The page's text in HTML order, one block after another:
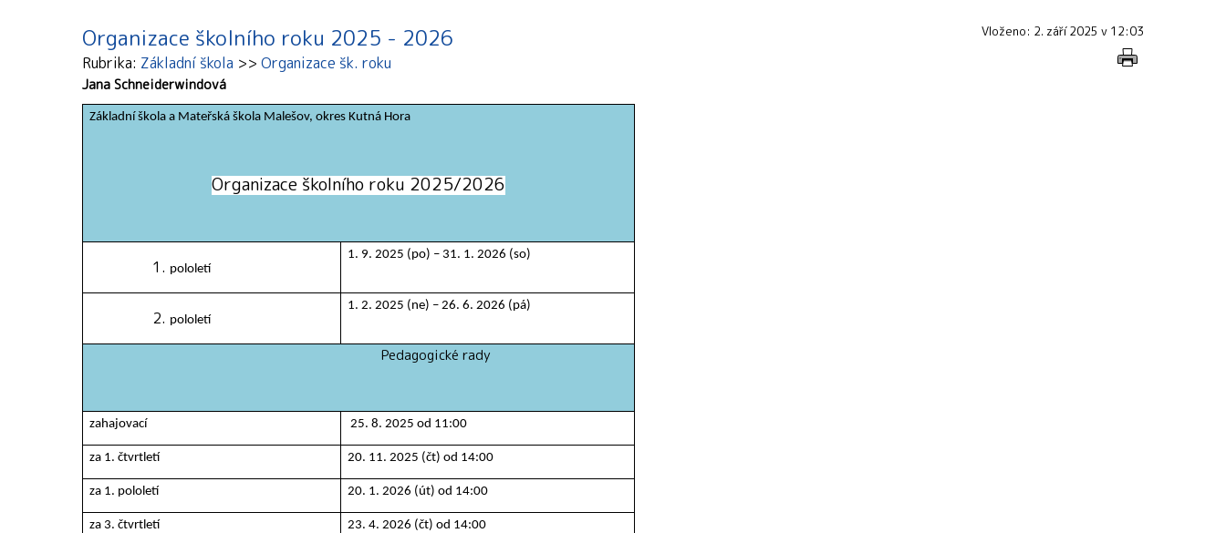
Organizace školního roku 2025 - 2026
Rubrika Základní škola Organizace šk. roku
Jana Schneiderwindová
Vloženo: 2. září 2025 v 12:03
Základní škola a Mateřská škola Malešov, okres Kutná Hora
Organizace školního roku 2025/2026
pololetí
1. 9. 2025 (po) – 31. 1. 2026 (so)
pololetí
1. 2. 2025 (ne) – 26. 6. 2026 (pá)
Pedagogické rady
zahajovací 25. 8. 2025 od 11:00
za 1. čtvrtletí 20. 11. 2025 (čt) od 14:00
za 1. pololetí 20. 1. 2026 (út) od 14:00
za 3. čtvrtletí 23. 4. 2026 (čt) od 14:00